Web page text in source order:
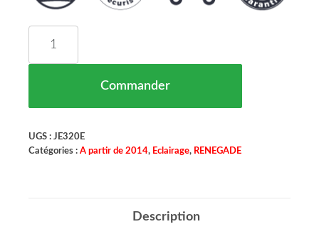
Commander
UGS : JE320E
Catégories : A partir de 2014, Eclairage, RENEGADE
Description